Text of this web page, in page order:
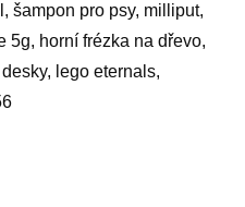
šampon pro psy, milliput,
5g, horní frézka na dřevo,
lego eternals,